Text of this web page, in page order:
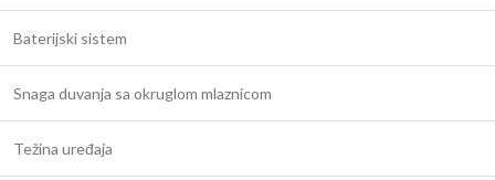
Baterijski sistem
Snaga duvanja sa okruglom mlaznicom
Težina uređaja